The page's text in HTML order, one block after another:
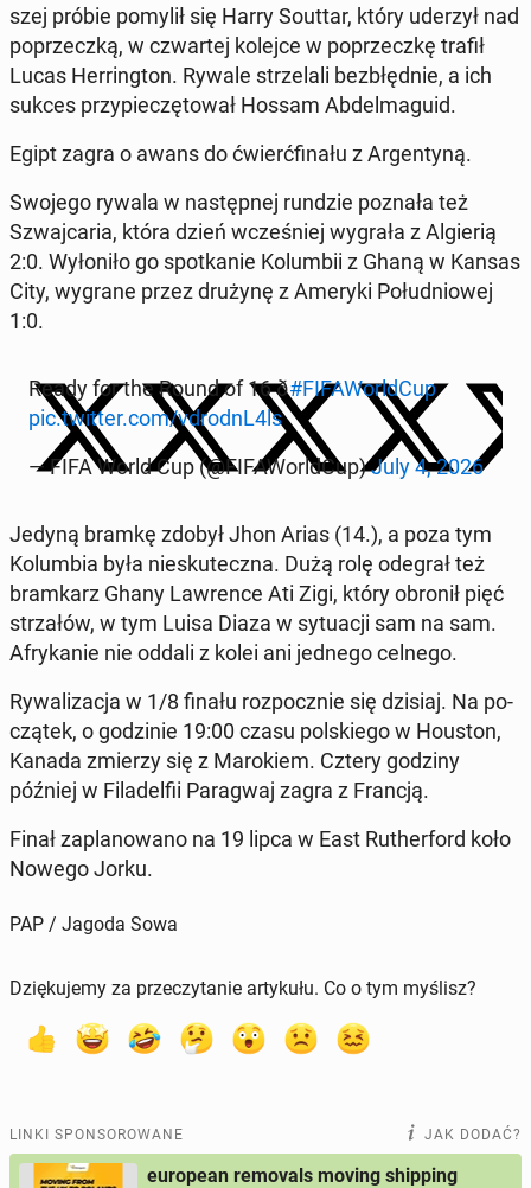
szej próbie pomylił się Harry Souttar, który uderzył nad
po­przecz­ką, w czwar­tej kolejce w po­przecz­kę trafił
Lucas Her­ring­ton. Rywale strze­la­li bez­błęd­nie, a ich
sukces przy­pie­czę­to­wał Hossam Ab­del­ma­gu­id.
Egipt zagra o awans do ćwierć­fi­na­łu z Ar­gen­ty­ną.
Swojego rywala w na­stęp­nej rundzie poznała też
Szwaj­ca­ria, która dzień wcze­śniej wygrała z Al­gie­rią
2:0. Wy­ło­ni­ło go spo­tka­nie Ko­lum­bii z Ghaną w Kansas
City, wygrane przez drużynę z Ameryki Po­łu­dnio­wej
1:0.
Ready for the Round of 16 ð#FI­FA­World­Cup
pic.twitter.com/vdrodnL4ls
— FIFA World Cup (@FI­FA­World­Cup)July 4, 2026
Jedyną bramkę zdobył Jhon Arias (14.), a poza tym
Ko­lum­bia była nie­sku­tecz­na. Dużą rolę odegrał też
bram­karz Ghany Law­ren­ce Ati Zigi, który obronił pięć
strza­łów, w tym Luisa Diaza w sy­tu­acji sam na sam.
Afry­ka­nie nie oddali z kolei ani jednego celnego.
Ry­wa­li­za­cja w 1/8 finału roz­pocz­nie się dzisiaj. Na po­
czą­tek, o go­dzi­nie 19:00 czasu pol­skie­go w Houston,
Kanada zmierzy się z Ma­ro­kiem. Cztery godziny
później w Fi­la­del­fii Pa­ra­gwaj zagra z Francją.
Finał za­pla­no­wa­no na 19 lipca w East Ru­ther­ford koło
Nowego Jorku.
PAP / Jagoda Sowa
Dziękujemy za przeczytanie artykułu. Co o tym myślisz?
LINKI SPONSOROWANE JAK DODAĆ?
european removals moving shipping